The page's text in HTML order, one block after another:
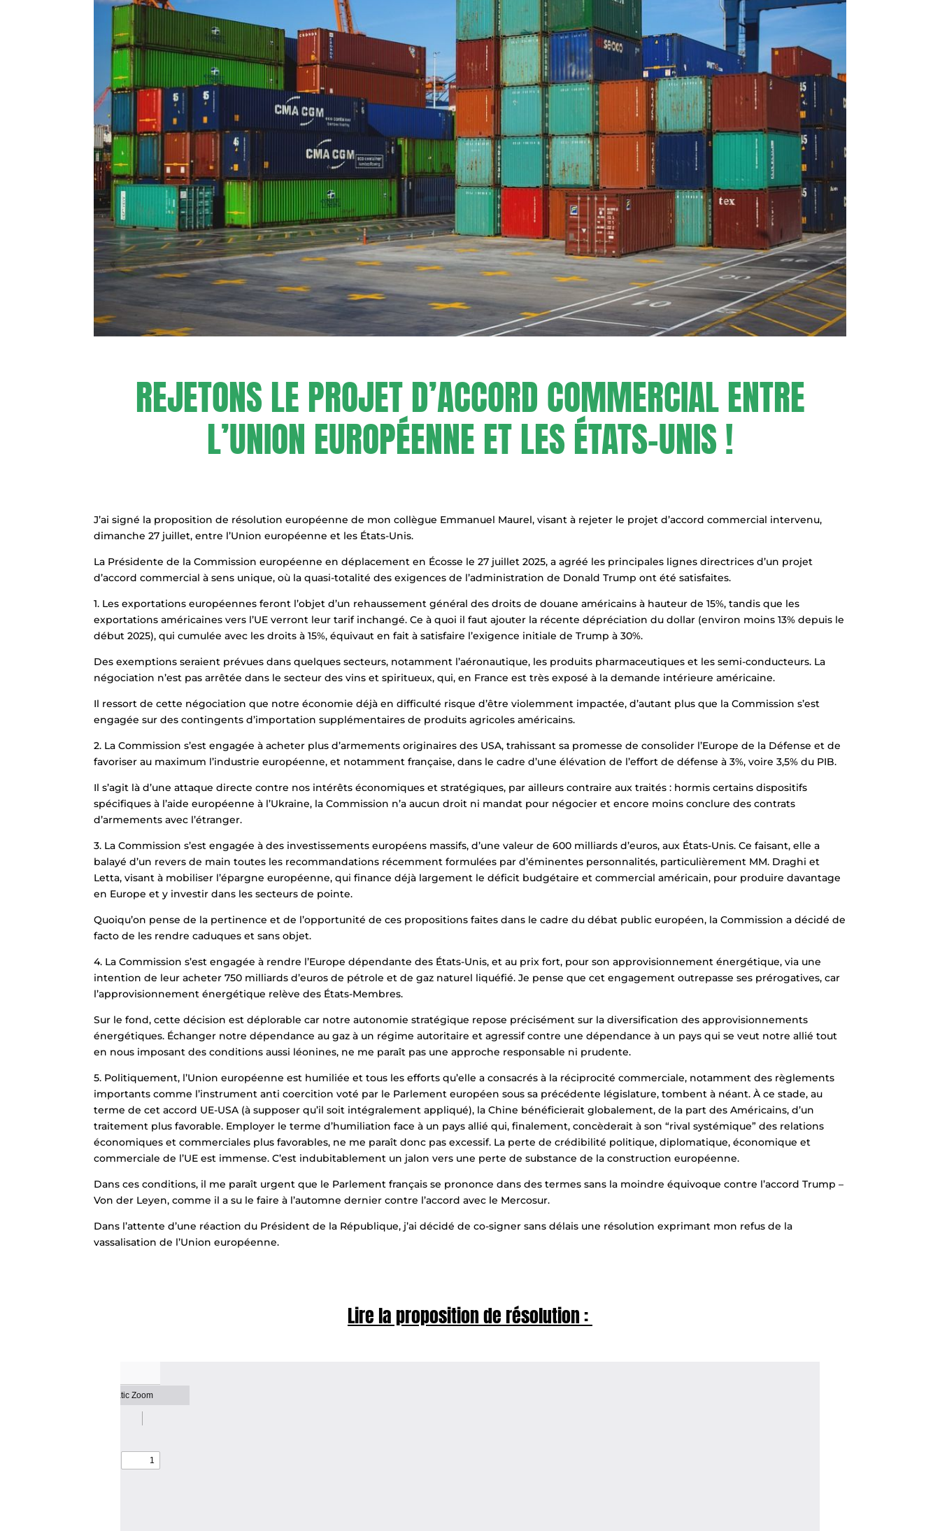
REJETONS LE PROJET D’ACCORD COMMERCIAL ENTRE
L’UNION EUROPÉENNE ET LES ÉTATS-UNIS !
J’ai signé la proposition de résolution européenne de mon collègue Emmanuel Maurel, visant à rejeter le projet d’accord commercial intervenu,
dimanche 27 juillet, entre l’Union européenne et les États-Unis.
La Présidente de la Commission européenne en déplacement en Écosse le 27 juillet 2025, a agréé les principales lignes directrices d’un projet
d’accord commercial à sens unique, où la quasi-totalité des exigences de l’administration de Donald Trump ont été satisfaites.
1. Les exportations européennes feront l’objet d’un rehaussement général des droits de douane américains à hauteur de 15%, tandis que les
exportations américaines vers l’UE verront leur tarif inchangé. Ce à quoi il faut ajouter la récente dépréciation du dollar (environ moins 13% depuis le
début 2025), qui cumulée avec les droits à 15%, équivaut en fait à satisfaire l’exigence initiale de Trump à 30%.
Des exemptions seraient prévues dans quelques secteurs, notamment l’aéronautique, les produits pharmaceutiques et les semi-conducteurs. La
négociation n’est pas arrêtée dans le secteur des vins et spiritueux, qui, en France est très exposé à la demande intérieure américaine.
Il ressort de cette négociation que notre économie déjà en difficulté risque d’être violemment impactée, d’autant plus que la Commission s’est
engagée sur des contingents d’importation supplémentaires de produits agricoles américains.
2. La Commission s’est engagée à acheter plus d’armements originaires des USA, trahissant sa promesse de consolider l’Europe de la Défense et de
favoriser au maximum l’industrie européenne, et notamment française, dans le cadre d’une élévation de l’effort de défense à 3%, voire 3,5% du PIB.
Il s’agit là d’une attaque directe contre nos intérêts économiques et stratégiques, par ailleurs contraire aux traités : hormis certains dispositifs
spécifiques à l’aide européenne à l’Ukraine, la Commission n’a aucun droit ni mandat pour négocier et encore moins conclure des contrats
d’armements avec l’étranger.
3. La Commission s’est engagée à des investissements européens massifs, d’une valeur de 600 milliards d’euros, aux États-Unis. Ce faisant, elle a
balayé d’un revers de main toutes les recommandations récemment formulées par d’éminentes personnalités, particulièrement MM. Draghi et
Letta, visant à mobiliser l’épargne européenne, qui finance déjà largement le déficit budgétaire et commercial américain, pour produire davantage
en Europe et y investir dans les secteurs de pointe.
Quoiqu’on pense de la pertinence et de l’opportunité de ces propositions faites dans le cadre du débat public européen, la Commission a décidé de
facto de les rendre caduques et sans objet.
4. La Commission s’est engagée à rendre l’Europe dépendante des États-Unis, et au prix fort, pour son approvisionnement énergétique, via une
intention de leur acheter 750 milliards d’euros de pétrole et de gaz naturel liquéfié. Je pense que cet engagement outrepasse ses prérogatives, car
l’approvisionnement énergétique relève des États-Membres.
Sur le fond, cette décision est déplorable car notre autonomie stratégique repose précisément sur la diversification des approvisionnements
énergétiques. Échanger notre dépendance au gaz à un régime autoritaire et agressif contre une dépendance à un pays qui se veut notre allié tout
en nous imposant des conditions aussi léonines, ne me paraît pas une approche responsable ni prudente.
5. Politiquement, l’Union européenne est humiliée et tous les efforts qu’elle a consacrés à la réciprocité commerciale, notamment des règlements
importants comme l’instrument anti coercition voté par le Parlement européen sous sa précédente législature, tombent à néant. À ce stade, au
terme de cet accord UE-USA (à supposer qu’il soit intégralement appliqué), la Chine bénéficierait globalement, de la part des Américains, d’un
traitement plus favorable. Employer le terme d’humiliation face à un pays allié qui, finalement, concèderait à son “rival systémique” des relations
économiques et commerciales plus favorables, ne me paraît donc pas excessif. La perte de crédibilité politique, diplomatique, économique et
commerciale de l’UE est immense. C’est indubitablement un jalon vers une perte de substance de la construction européenne.
Dans ces conditions, il me paraît urgent que le Parlement français se prononce dans des termes sans la moindre équivoque contre l’accord Trump –
Von der Leyen, comme il a su le faire à l’automne dernier contre l’accord avec le Mercosur.
Dans l’attente d’une réaction du Président de la République, j’ai décidé de co-signer sans délais une résolution exprimant mon refus de la
vassalisation de l’Union européenne.
Lire la proposition de résolution :